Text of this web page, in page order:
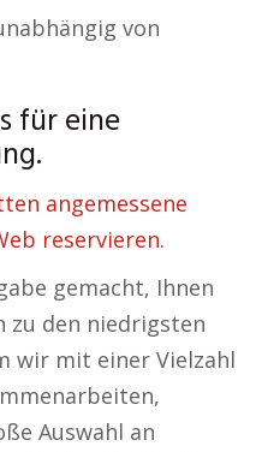
von
für eine
angemessene
reservieren.
gemacht, Ihnen
zu den niedrigsten
wir mit einer Vielzahl
Auswahl an